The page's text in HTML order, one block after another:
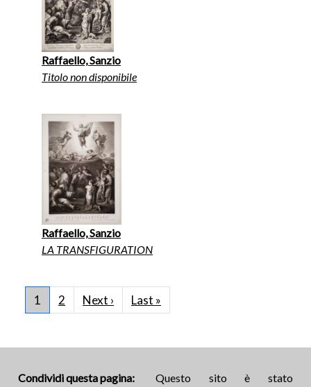
Raffaello, Sanzio
Titolo non disponibile
Raffaello, Sanzio
LA TRANSFIGURATION
1 2 Next › Pagina successiva
Last »
Condividi questa pagina:
Questo sito è stato